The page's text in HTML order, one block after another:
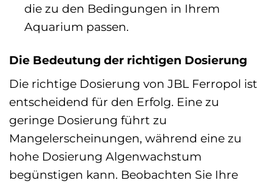
die zu den Bedingungen in Ihrem
Aquarium passen.
Die Bedeutung der richtigen Dosierung
Die richtige Dosierung von JBL Ferropol ist
entscheidend für den Erfolg. Eine zu
geringe Dosierung führt zu
Mangelerscheinungen, während eine zu
hohe Dosierung Algenwachstum
begünstigen kann. Beobachten Sie Ihre